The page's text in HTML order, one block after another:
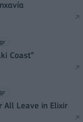
Coast”
All Leave in Elixir